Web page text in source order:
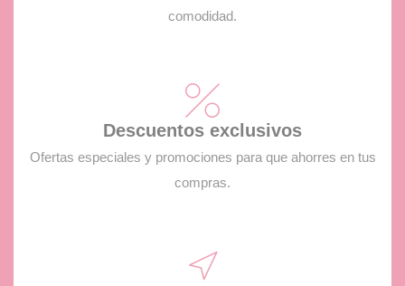
comodidad.
Descuentos exclusivos
Ofertas especiales y promociones para que ahorres en tus
compras.